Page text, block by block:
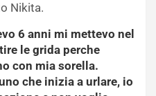
Nikita.
6 anni mi mettevo nel
le grida perche
con mia sorella.
che inizia a urlare, io